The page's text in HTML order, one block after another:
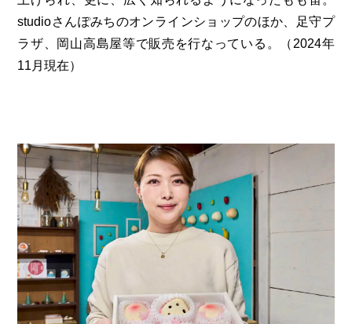
studioさんぽみちのオンラインショップのほか、足守プ
ラザ、岡山高島屋等で販売を行なっている。（2024年
11月現在）